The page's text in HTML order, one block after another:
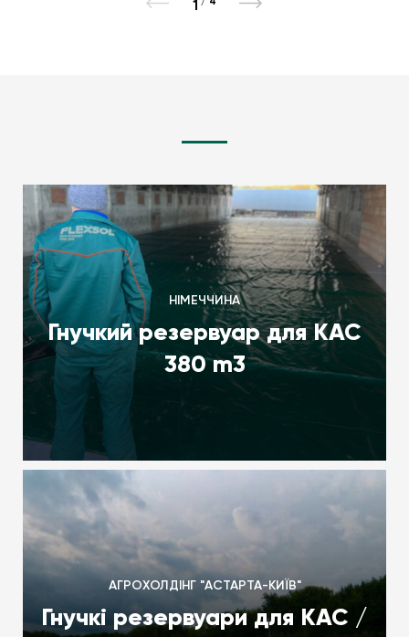
1
НІМЕЧЧИНА
Гнучкий резервуар для КАС
380 m3
АГРОХОЛДІНГ "АСТАРТА-КИЇВ"
Гнучкі резервуари для КАС /